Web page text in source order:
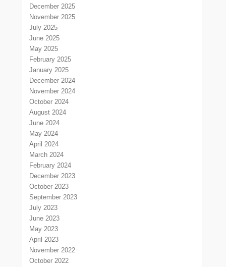
December 2025
November 2025
July 2025
June 2025
May 2025
February 2025
January 2025
December 2024
November 2024
October 2024
August 2024
June 2024
May 2024
April 2024
March 2024
February 2024
December 2023
October 2023
September 2023
July 2023
June 2023
May 2023
April 2023
November 2022
October 2022